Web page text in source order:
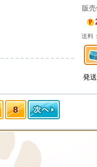
販売
送料
発
8